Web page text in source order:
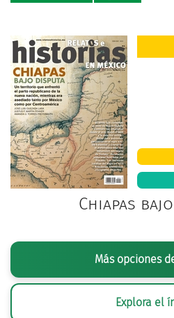
Chiapas
Más opciones
Explora el